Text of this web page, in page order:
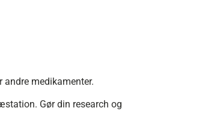
medikamenter.
Gør din research og